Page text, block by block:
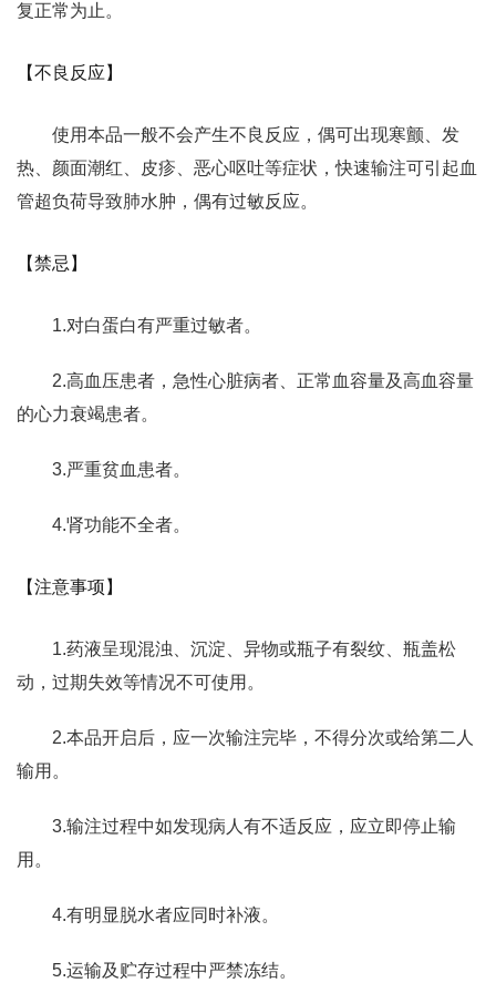
复正常为止。
【不良反应】
使用本品一般不会产生不良反应，偶可出现寒颤、发
热、颜面潮红、皮疹、恶心呕吐等症状，快速输注可引起血
管超负荷导致肺水肿，偶有过敏反应。
【禁忌】
1.对白蛋白有严重过敏者。
2.高血压患者，急性心脏病者、正常血容量及高血容量
的心力衰竭患者。
3.严重贫血患者。
4.肾功能不全者。
【注意事项】
1.药液呈现混浊、沉淀、异物或瓶子有裂纹、瓶盖松
动，过期失效等情况不可使用。
2.本品开启后，应一次输注完毕，不得分次或给第二人
输用。
3.输注过程中如发现病人有不适反应，应立即停止输
用。
4.有明显脱水者应同时补液。
5.运输及贮存过程中严禁冻结。